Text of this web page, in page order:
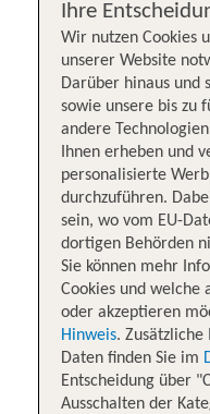
Ihre
Wir nutzen Cookies
unserer Website
Darüber hinaus und
sowie unsere bis zu
andere
Ihnen erheben und
personalisierte
durchzuführen.
sein, wo vom EU-
dortigen Behörden
Sie können mehr
Cookies und welche
oder akzeptieren
Hinweis.
Daten finden Sie im
Entscheidung über
Ausschalten der